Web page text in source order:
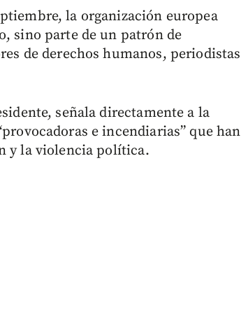
la organización europea
sino parte de un patrón de
de derechos humanos, periodistas
señala directamente a la
e incendiarias” que han
y la violencia política.